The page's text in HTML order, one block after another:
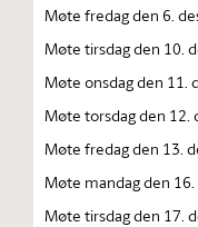
Møte fredag den 6.
Møte tirsdag den 10.
Møte onsdag den 11.
Møte torsdag den 12.
Møte fredag den 13.
Møte mandag den
Møte tirsdag den 17.